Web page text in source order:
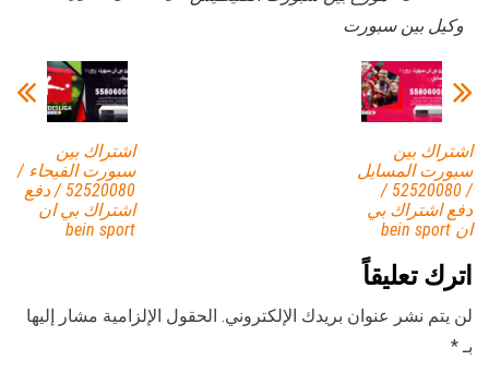
وكيل بين سبورت
اشتراك بين
سبورت الفيحاء /
52520080 / دفع
اشتراك بي ان
bein sport
اشتراك بين
سبورت المسايل
/ 52520080 /
دفع اشتراك بي
ان bein sport
اترك تعليقاً
لن يتم نشر عنوان بريدك الإلكتروني. الحقول الإلزامية مشار إليها
بـ*